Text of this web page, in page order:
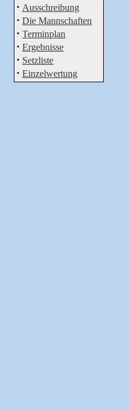
· Ausschreibung
· Die Mannschaften
· Terminplan
· Ergebnisse
· Setzliste
· Einzelwertung